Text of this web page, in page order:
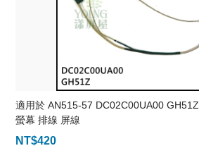
適用於 AN515-57 DC02C00UA00
螢幕 排線 屏線
NT$420